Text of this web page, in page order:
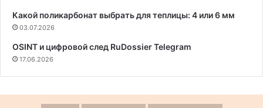
Какой поликарбонат выбрать для теплицы: 4 или 6 мм
03.07.2026
OSINT и цифровой след RuDossier Telegram
17.06.2026